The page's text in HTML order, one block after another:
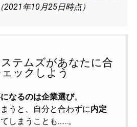
2021年10月25日時点）
テムズがあなたに合
ックしよう
なるのは企業選び。
うと、自分と合わずに内定
しまうことも……。